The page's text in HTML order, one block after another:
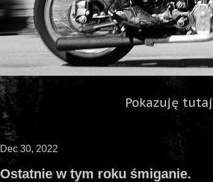
Pokazuję
Dec 30, 2022
Ostatnie w tym roku śmiganie.